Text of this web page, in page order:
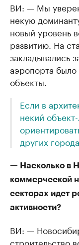
ВИ: — Мы
некую
новый уровень
развитию. На
закладывались
аэропорта
объекты.
Если в
некий
других
— Насколько в
коммерческой
секторах идет
активности?
ВИ: —
строительство